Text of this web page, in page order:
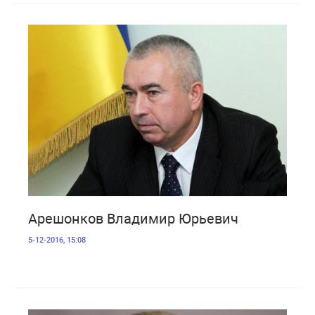
Арешонков Владимир Юрьевич
5-12-2016, 15:08